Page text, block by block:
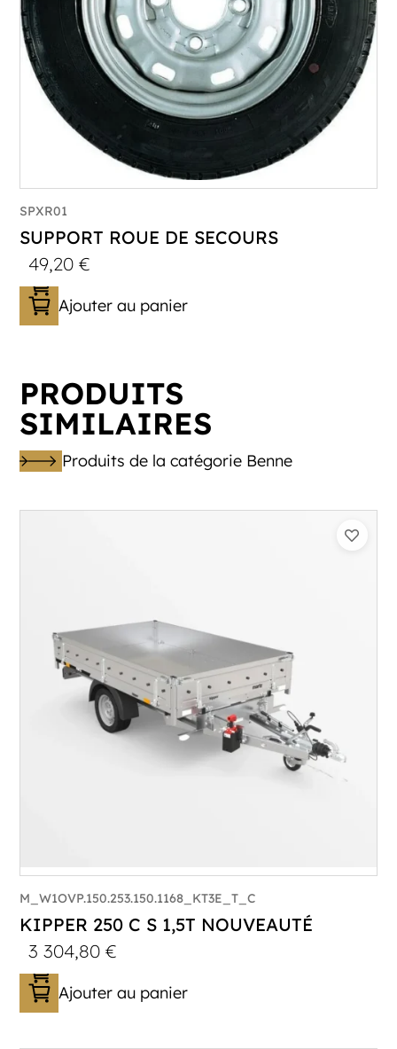
SPXR01
SUPPORT ROUE DE SECOURS
49,20€
Ajouter au panier
PRODUITS
SIMILAIRES
Produits de la catégorie Benne
M_W1OVP.150.253.150.1168_KT3E_T_C
KIPPER 250 C S 1,5T NOUVEAUTÉ
3 304,80€
Ajouter au panier